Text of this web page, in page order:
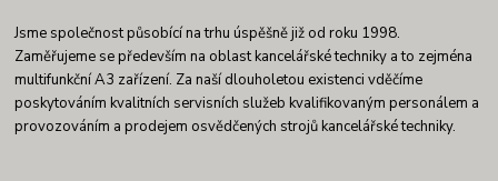
Jsme společnost působící na trhu úspěšně již od roku 1998.
Zaměřujeme se především na oblast kancelářské techniky a to zejména
multifunkční A3 zařízení. Za naší dlouholetou existenci vděčíme
poskytováním kvalitních servisních služeb kvalifikovaným personálem a
provozováním a prodejem osvědčených strojů kancelářské techniky.